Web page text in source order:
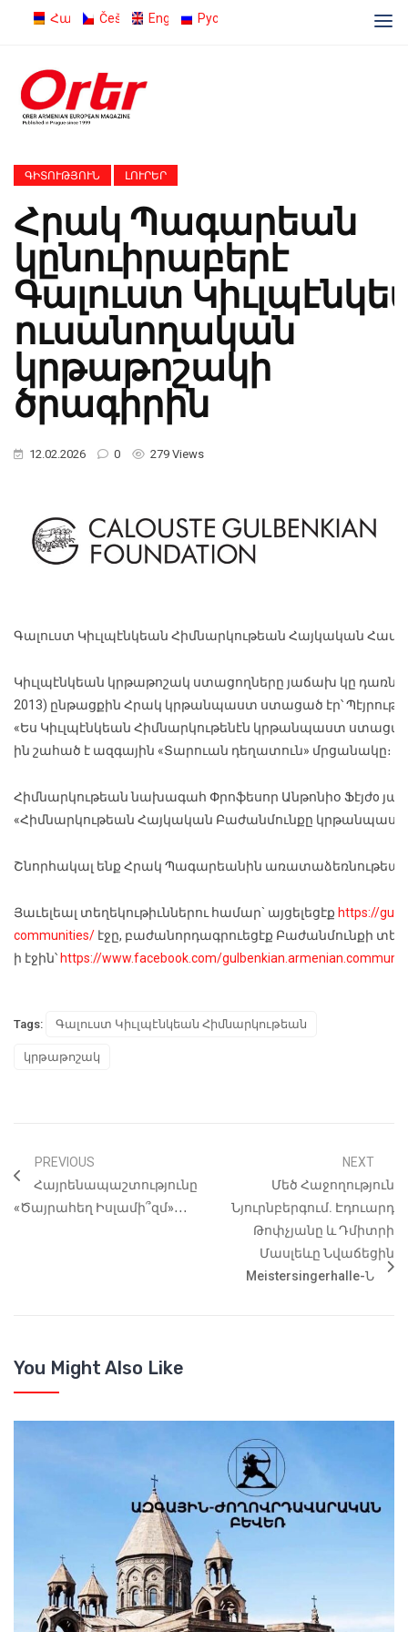
ՀայերենČeština English Русский
ԳԻՏՈՒԹՅՈՒՆ ԼՈՒՐԵՐ
Հրակ Պագարեան
կընուիրաբերէ
Գալուստ
ուսանողական
կրթաթոշակի
ծրագիրին
12.02.2026 0 279 Views
Գալուստ Կիւլպէնկեան Հիմնարկութեան Հայկական
Կիւլպէնկեան կրթաթոշակ ստացողները յաճախ կը
2013) ընթացքին Հրակ կրթանպաստ ստացած էր՝
«Ես Կիւլպէնկեան Հիմնարկութենէն կրթանպաստ ստացած
ին շահած է ազգային «Տարուան դեղատուն» մրցանակը։
Հիմնարկութեան նախագահ Փրոֆեսոր Անթոնիօ Ֆէյժo
«Հիմնարկութեան Հայկական Բաժանմունքը կրթանպաստ
Շնորհակալ ենք Հրակ Պագարեանին առատաձեռնութեան
Յաւելեալ տեղեկութիւններու համար` այցելեցէք https://
communities/ էջը, բաժանորդագրուեցէք Բաժանմունքի
ի էջին՝https://www.facebook.com/
Tags: Գալուստ Կիւլպէնկեան Հիմնարկութեան
կրթաթոշակ
PREVIOUS
Հայրենապաշտությունը
«ծայրահեղ Իսլամի՞զմ»․․․
NEXT
Մեծ Հաջողություն
Նյուրնբերգում. Էդուարդ
Թոփչյանը ԵՒ Դմիտրի
Մասլեևը Նվաճեցին
Meistersingerhalle-Ն
You Might Also Like